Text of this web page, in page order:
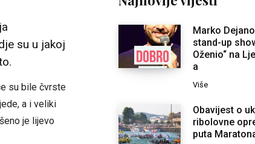
su u jakoj
su bile čvrste
a i veliki
je lijevo
Marko
stand-up
Oženio“ na
a
Više
Obavijest o
ribolovne
puta